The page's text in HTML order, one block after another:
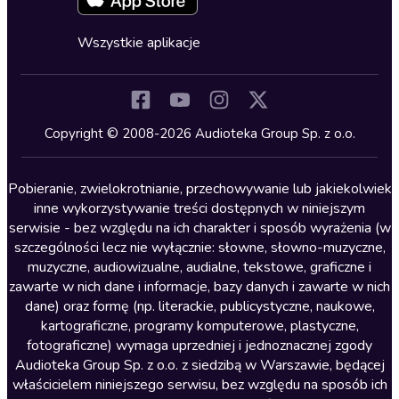
Kryminały
Lektury szkolne
Literatura anglojęzyczna
Literatura faktu
Literatura obyczajowa
Literatura piękna obca
Literatura piękna polska
Nagrania relaksacyjne
Nauka języków
Cykle audiobooków
Wszystkie aplikacje
Copyright © 2008-2026 Audioteka Group Sp. z o.o.
Pobieranie, zwielokrotnianie, przechowywanie lub jakiekolwiek
inne wykorzystywanie treści dostępnych w niniejszym
serwisie - bez względu na ich charakter i sposób wyrażenia (w
szczególności lecz nie wyłącznie: słowne, słowno-muzyczne,
muzyczne, audiowizualne, audialne, tekstowe, graficzne i
zawarte w nich dane i informacje, bazy danych i zawarte w nich
dane) oraz formę (np. literackie, publicystyczne, naukowe,
kartograficzne, programy komputerowe, plastyczne,
fotograficzne) wymaga uprzedniej i jednoznacznej zgody
Audioteka Group Sp. z o.o. z siedzibą w Warszawie, będącej
właścicielem niniejszego serwisu, bez względu na sposób ich